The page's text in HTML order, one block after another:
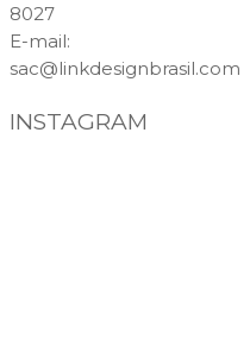
8027
E-mail:
sac@linkdesignbrasil.com
INSTAGRAM